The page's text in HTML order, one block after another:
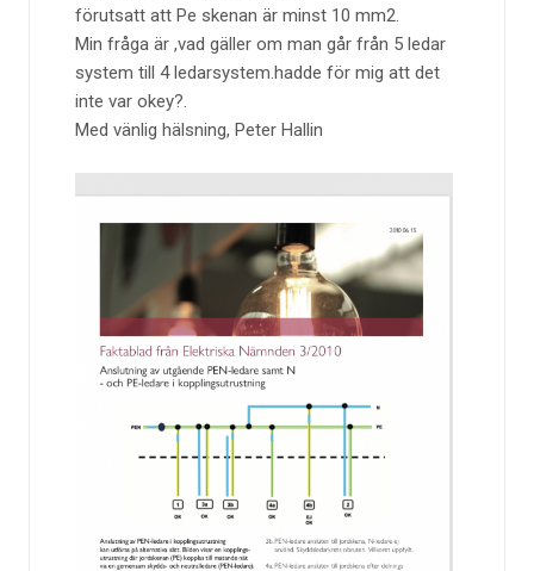
förutsatt att Pe skenan är minst 10 mm2.
Min fråga är ,vad gäller om man går från 5 ledar
system till 4 ledarsystem.hadde för mig att det
inte var okey?.
Med vänlig hälsning, Peter Hallin